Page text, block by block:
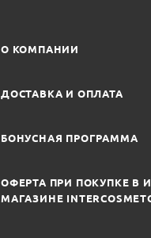
О КОМПАНИИ
ДОСТАВКА И ОПЛАТА
БОНУСНАЯ ПРОГРАММА
ОФЕРТА ПРИ ПОКУПКЕ В
МАГАЗИНЕ